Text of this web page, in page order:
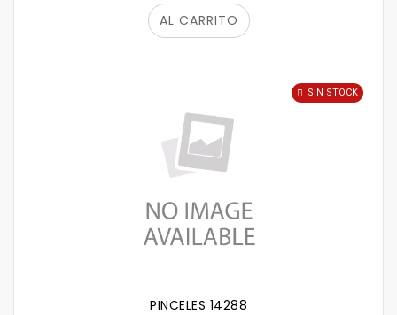
AL CARRITO
PINCELES 14288
SIN STOCK